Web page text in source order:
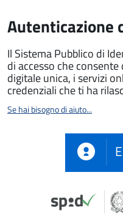
Autenticazione
Il Sistema Pubblico di
di accesso che
digitale unica, i servizi
credenziali che ti ha
Se hai bisogno di aiuto...